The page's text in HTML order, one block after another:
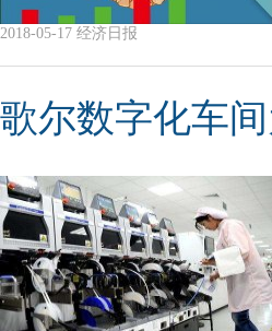
2018-05-17 经济日报
歌尔数字化车